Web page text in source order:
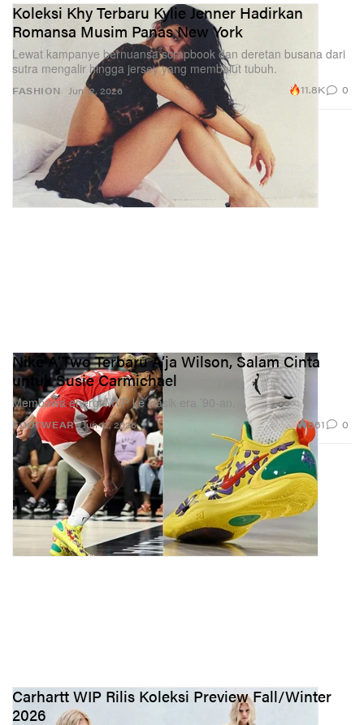
FASHION
Koleksi Khy Terbaru Kylie Jenner Hadirkan
Romansa Musim Panas New York
Lewat kampanye bernuansa scrapbook dan deretan busana dari
sutra mengalir hingga jersey yang membalut tubuh.
Jun 12, 2026 11.8K 0
FOOTWEAR
Nike A’Two Terbaru A’ja Wilson, Salam Cinta
untuk Susie Carmichael
Membawa energi MVP ke klasik era ’90-an.
Jun 12, 2026 861 0
Carhartt WIP Rilis Koleksi Preview Fall/Winter
2026